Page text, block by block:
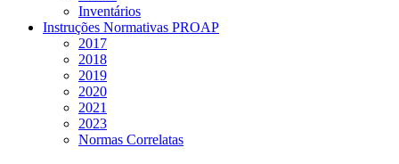
Inventários
Instruções Normativas PROAP
2017
2018
2019
2020
2021
2023
Normas Correlatas